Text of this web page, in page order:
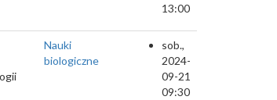
13:00
Nauki
biologiczne
sob.,
2024-
09-21
09:30